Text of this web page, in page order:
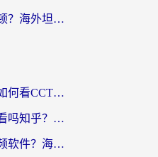
海外玩坦克世界总卡顿？海外坦克世界加速器有哪些？实测好用的选择在这里
海外党亲测：在海外如何看CCTV？告别“仅限大陆播放”的实用指南
央视影音在海外可以看吗知乎？留学生亲测：3步解决地域限制+追剧自由
在国外怎么看咪咕视频软件？海外党亲测有效的回国加速方案